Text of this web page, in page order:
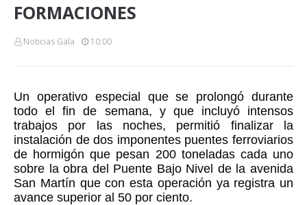
FORMACIONES
Noticias Gala 10:00
Un operativo especial que se prolongó durante
todo el fin de semana, y que incluyó intensos
trabajos por las noches, permitió finalizar la
instalación de dos imponentes puentes ferroviarios
de hormigón que pesan 200 toneladas cada uno
sobre la obra del Puente Bajo Nivel de la avenida
San Martín que con esta operación ya registra un
avance superior al 50 por ciento.